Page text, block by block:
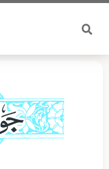
تخطي
المحتوى